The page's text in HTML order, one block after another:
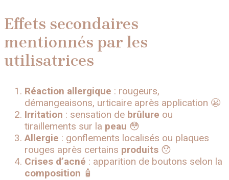
Effets secondaires
mentionnés par les
utilisatrices
Réaction allergique : rougeurs,
démangeaisons, urticaire après application 😬
Irritation : sensation de brûlure ou
tiraillements sur la peau 😳
Allergie : gonflements localisés ou plaques
rouges après certains produits 😯
Crises d’acné : apparition de boutons selon la
composition 🧴